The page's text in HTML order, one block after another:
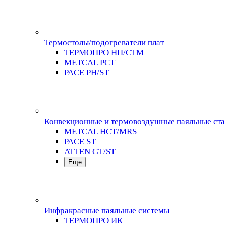
Термостолы/подогреватели плат
ТЕРМОПРО НП/СТМ
METCAL PCT
PACE PH/ST
Конвекционные и термовоздушные паяльные
METCAL HCT/MRS
PACE ST
ATTEN GT/ST
Еще
Инфракрасные паяльные системы
ТЕРМОПРО ИК